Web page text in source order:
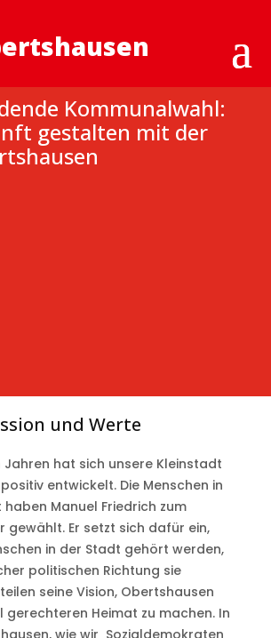
Kommunalwahl:
gestalten mit der
und Werte
Jahren hat sich unsere Kleinstadt
entwickelt. Die Menschen in
Manuel Friedrich zum
gewählt. Er setzt sich dafür ein,
in der Stadt gehört werden,
politischen Richtung sie
seine Vision, Obertshausen
gerechteren Heimat zu machen. In
wie wir Sozialdemokraten